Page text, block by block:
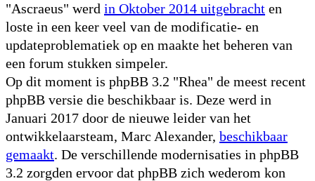
"Ascraeus" werd in Oktober 2014 uitgebracht en
loste in een keer veel van de modificatie- en
updateproblematiek op en maakte het beheren van
een forum stukken simpeler.
Op dit moment is phpBB 3.2 "Rhea" de meest recent
phpBB versie die beschikbaar is. Deze werd in
Januari 2017 door de nieuwe leider van het
ontwikkelaarsteam, Marc Alexander, beschikbaar
gemaakt. De verschillende modernisaties in phpBB
3.2 zorgden ervoor dat phpBB zich wederom kon